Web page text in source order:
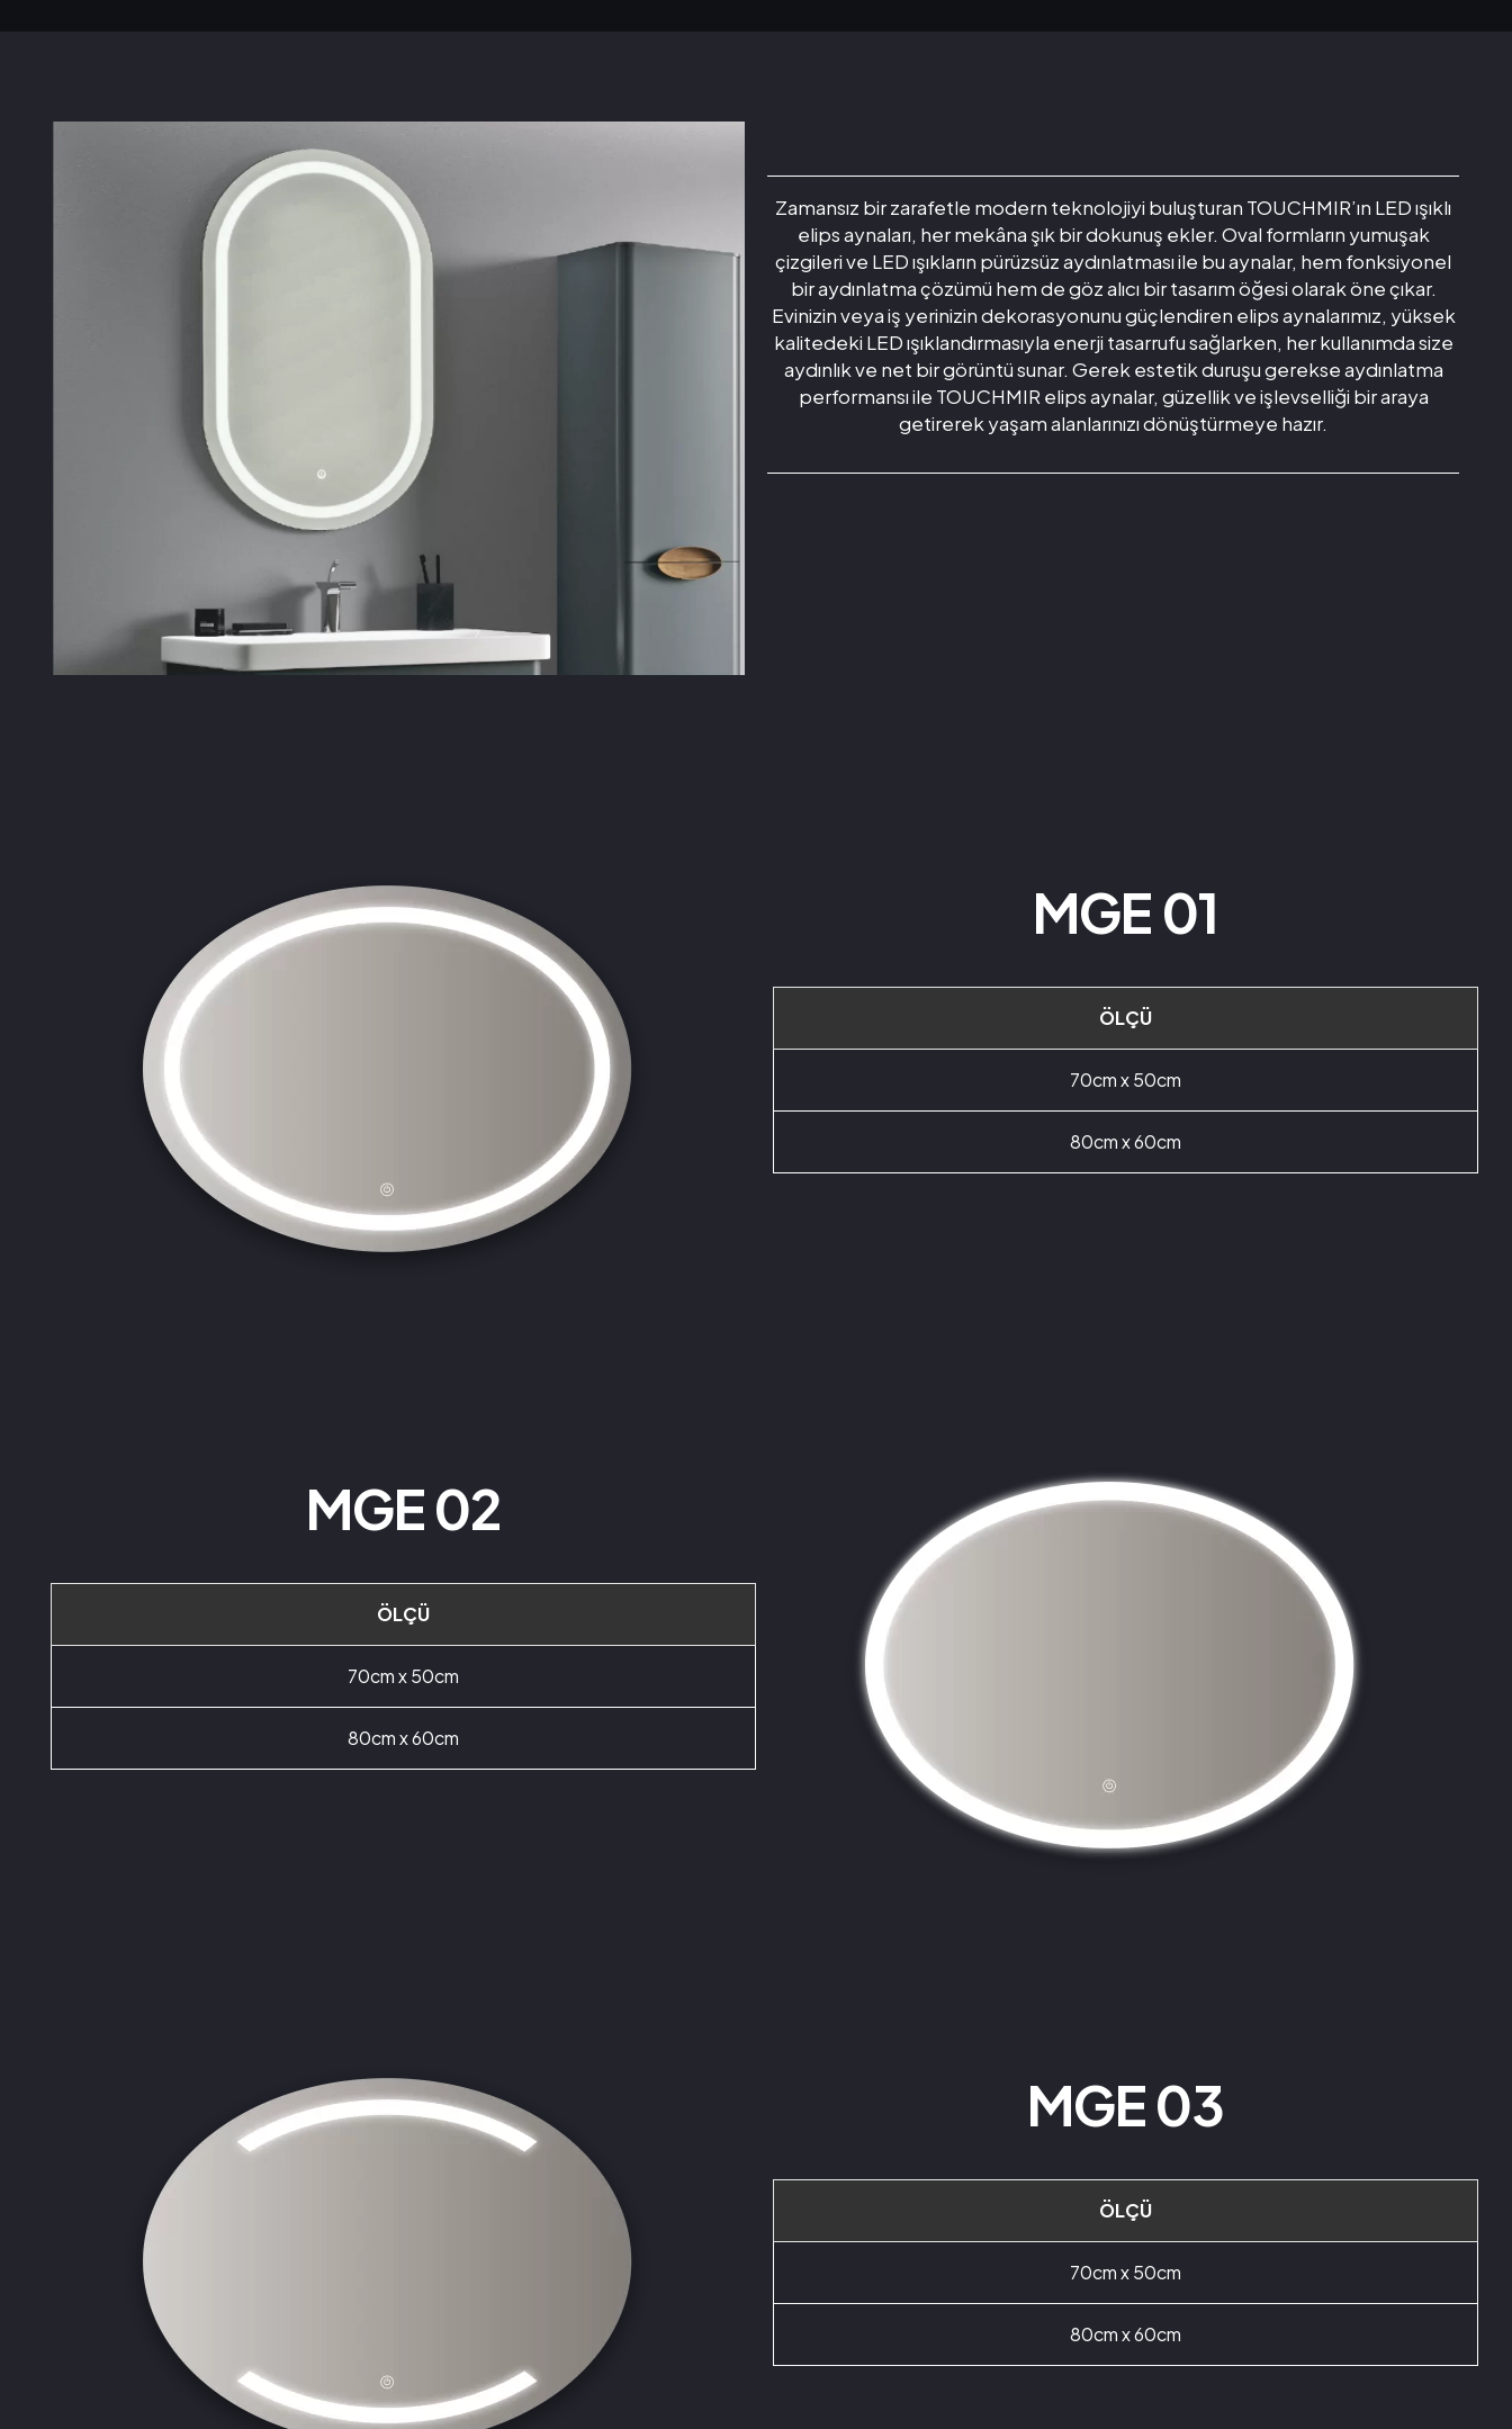
Zamansız bir zarafetle modern teknolojiyi buluşturan TOUCHMIR’ın LED ışıklı
elips aynaları, her mekâna şık bir dokunuş ekler. Oval formların yumuşak
çizgileri ve LED ışıkların pürüzsüz aydınlatması ile bu aynalar, hem fonksiyonel
bir aydınlatma çözümü hem de göz alıcı bir tasarım öğesi olarak öne çıkar.
Evinizin veya iş yerinizin dekorasyonunu güçlendiren elips aynalarımız, yüksek
kalitedeki LED ışıklandırmasıyla enerji tasarrufu sağlarken, her kullanımda size
aydınlık ve net bir görüntü sunar. Gerek estetik duruşu gerekse aydınlatma
performansı ile TOUCHMIR elips aynalar, güzellik ve işlevselliği bir araya
getirerek yaşam alanlarınızı dönüştürmeye hazır.
MGE 01
ÖLÇÜ
70cm x 50cm
80cm x 60cm
MGE 02
ÖLÇÜ
70cm x 50cm
80cm x 60cm
MGE 03
ÖLÇÜ
70cm x 50cm
80cm x 60cm